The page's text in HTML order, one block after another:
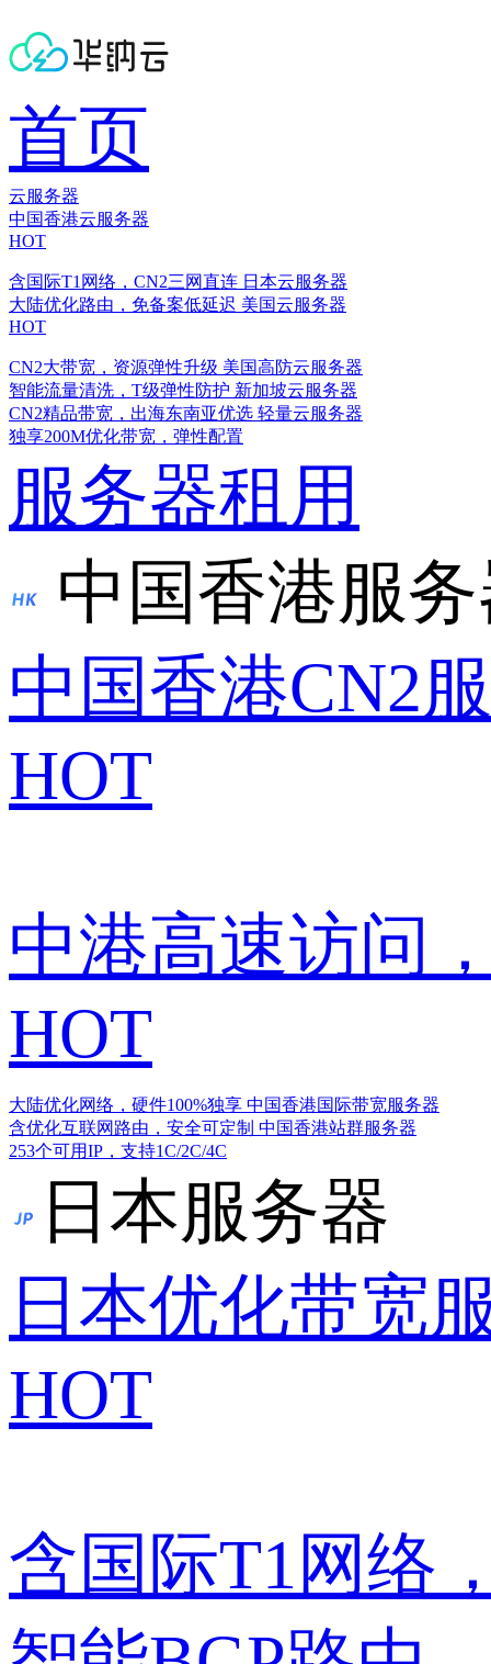
首页
云服务器
中国香港云服务器
HOT
含国际T1网络，CN2三网直连 日本云服务器
大陆优化路由，免备案低延迟 美国云服务器
HOT
CN2大带宽，资源弹性升级 美国高防云服务器
智能流量清洗，T级弹性防护 新加坡云服务器
CN2精品带宽，出海东南亚优选 轻量云服务器
独享200M优化带宽，弹性配置
服务器租用
中国香港服
中国香港CN2
HOT
中港高速访问
HOT
大陆优化网络，硬件100%独享 中国香港国际带宽服务器
含优化互联网路由，安全可定制 中国香港站群服务器
253个可用IP，支持1C/2C/4C
日本服务器
日本优化带宽
HOT
含国际T1网络